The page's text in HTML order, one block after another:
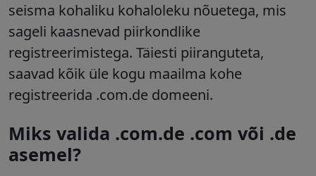
seisma kohaliku kohaloleku nõuetega, mis
sageli kaasnevad piirkondlike
registreerimistega. Täiesti piiranguteta,
saavad kõik üle kogu maailma kohe
registreerida .com.de domeeni.
Miks valida .com.de .com või .de
asemel?